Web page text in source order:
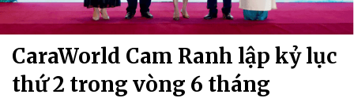
CaraWorld Cam Ranh lập kỷ lục
thứ 2 trong vòng 6 tháng